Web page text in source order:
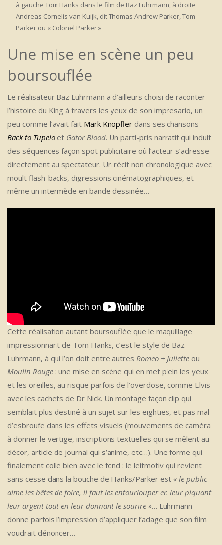
à gauche Tom Hanks dans le film de Baz Luhrmann, à droite
Andreas Cornelis van Kuijk, dit Thomas Andrew Parker, Tom
Parker ou « Colonel Parker »
Une mise en scène un peu
boursouflée
Le réalisateur Baz Luhrmann a d’ailleurs choisi de raconter
l’histoire du King à travers les yeux de son impresario, un
peu comme l’avait fait Mark Knopfler dans ses chansons
Back to Tupelo et Gator Blood. Un parti-pris narratif qui induit
des séquences façon spot publicitaire où l’acteur s’adresse
directement au spectateur. Un récit non chronologique avec
moult flash-backs, digressions cinématographiques, et
même un intermède en bande dessinée…
Cette réalisation autant boursouflée que le maquillage
impressionnant de Tom Hanks, c’est le style de Baz
Luhrmann, à qui l’on doit entre autres Romeo + Juliette ou
Moulin Rouge : une mise en scène qui en met plein les yeux
et les oreilles, au risque parfois de l’overdose, comme Elvis
avec les cachets de Dr Nick. Un montage façon clip qui
semblait plus destiné à un sujet sur les eighties, et pas mal
d’esbroufe dans les effets visuels (mouvements de caméra
à donner le vertige, inscriptions textuelles qui se mêlent au
décor, article de journal qui s’anime, etc…). Une forme qui
finalement colle bien avec le fond : le leitmotiv qui revient
sans cesse dans la bouche de Hanks/Parker est « le public
aime les bêtes de foire, il faut les entourlouper en leur piquant
leur argent tout en leur donnant le sourire »… Luhrmann
donne parfois l’impression d’appliquer l’adage que son film
voudrait dénoncer…